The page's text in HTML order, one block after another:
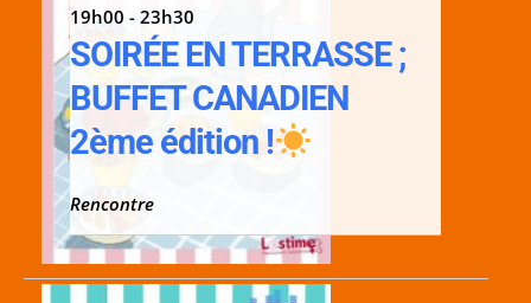
19h00 - 23h30
SOIRÉE EN TERRASSE ;
BUFFET CANADIEN
2ème édition !
Rencontre